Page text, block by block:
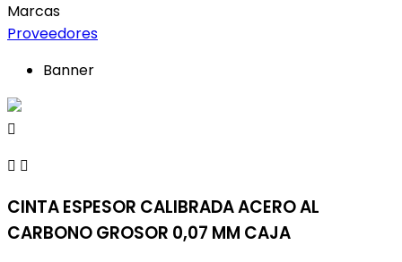
Marcas
Proveedores
Banner

 
CINTA ESPESOR CALIBRADA ACERO AL
CARBONO GROSOR 0,07 MM CAJA